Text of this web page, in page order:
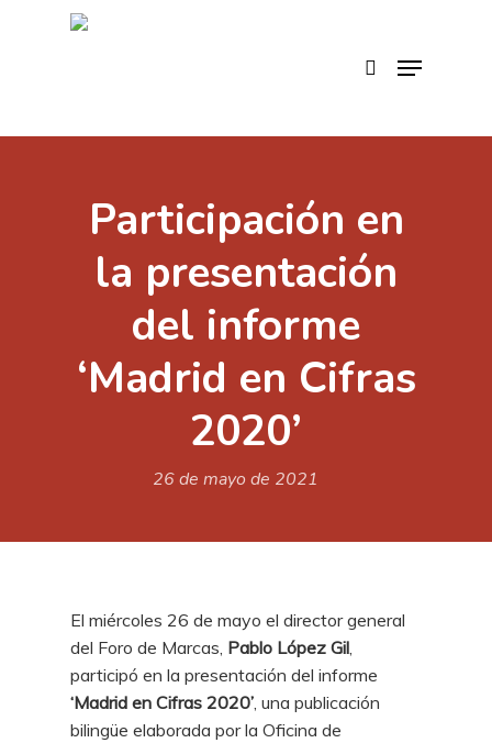
Menu
Participación en
la presentación
del informe
‘Madrid en Cifras
2020’
26 de mayo de 2021
El miércoles 26 de mayo el director general
del Foro de Marcas, Pablo López Gil
participó en la presentación del informe
‘Madrid en Cifras 2020’ , una publicación
bilingüe elaborada por la Oficina de